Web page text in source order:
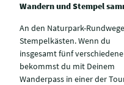
Wandern und Stempel
An den Naturpark-
Stempelkästen. Wenn du
insgesamt fünf
bekommst du mit Deinem
Wanderpass in einer der